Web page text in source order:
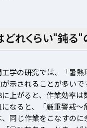
どれくらい"鈍る"
学の研究では、「暑
示されることが多いで
上がると、作業効率は
なると、「厳重警戒〜
同じ作業をこなすの